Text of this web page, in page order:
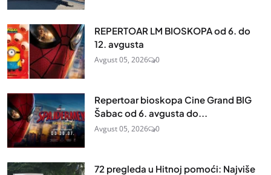
REPERTOAR LM BIOSKOPA od 6. do
12. avgusta
Avgust 05, 2026 0
Repertoar bioskopa Cine Grand BIG
Šabac od 6. avgusta do...
Avgust 05, 2026 0
72 pregleda u Hitnoj pomoći: Najviše